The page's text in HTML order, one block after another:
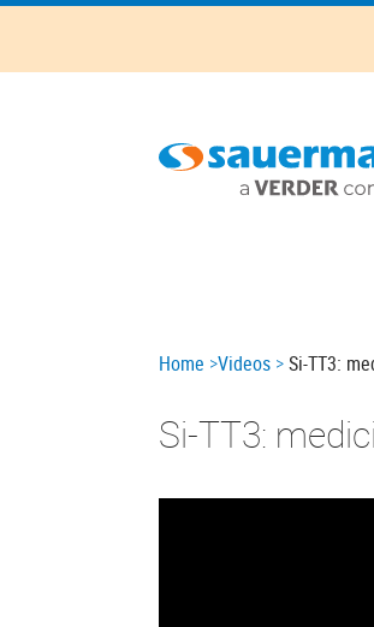
Skip
main
Breadcrumb
Home Videos Si-TT3:
Si-TT3: